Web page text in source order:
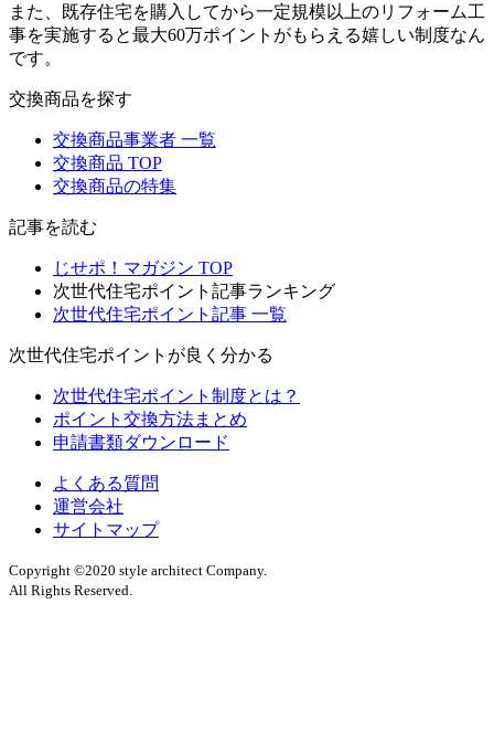
また、既存住宅を購入してから一定規模以上のリフォーム工
事を実施すると最大60万ポイントがもらえる嬉しい制度なん
です。
交換商品を探す
交換商品事業者 一覧
交換商品 TOP
交換商品の特集
記事を読む
じせポ！マガジン TOP
次世代住宅ポイント記事ランキング
次世代住宅ポイント記事 一覧
次世代住宅ポイントが良く分かる
次世代住宅ポイント制度とは？
ポイント交換方法まとめ
申請書類ダウンロード
よくある質問
運営会社
サイトマップ
Copyright ©2020 style architect Company.
All Rights Reserved.